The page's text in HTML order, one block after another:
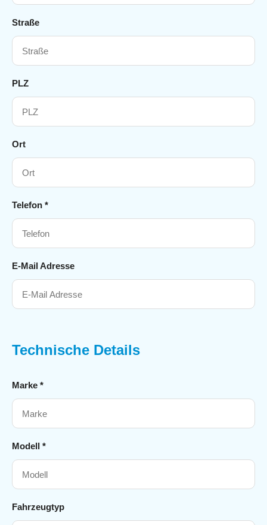
Straße
PLZ
Ort
Telefon *
E-Mail Adresse
Technische Details
Marke *
Modell *
Fahrzeugtyp